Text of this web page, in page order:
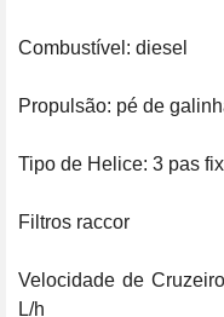
Combustível: diesel
Propulsão: pé de
Tipo de Helice: 3 pas
Filtros raccor
Velocidade de
L/h